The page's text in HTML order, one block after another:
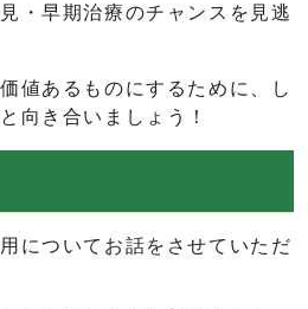
・早期治療のチャンスを見逃
値あるものにするために、し
向き合いましょう！
についてお話をさせていただ